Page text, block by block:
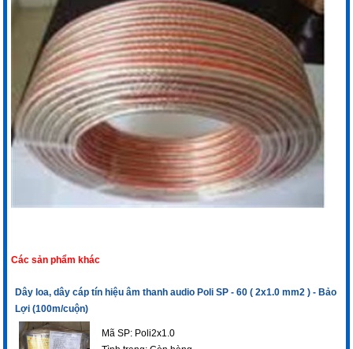
Các sản phẩm khác
Dây loa, dây cáp tín hiệu âm thanh audio Poli SP - 60 ( 2x1.0 mm2 ) - Bảo
Lợi (100m/cuộn)
Mã SP: Poli2x1.0